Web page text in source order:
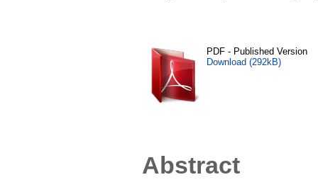
PDF - Published Version
Download (292kB)
Abstract